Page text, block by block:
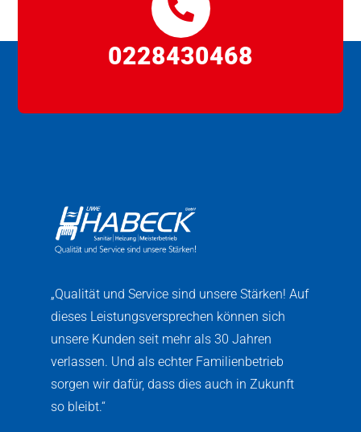
0228430468
„Qualität und Service sind unsere Stärken! Auf
dieses Leistungsversprechen können sich
unsere Kunden seit mehr als 30 Jahren
verlassen. Und als echter Familienbetrieb
sorgen wir dafür, dass dies auch in Zukunft
so bleibt.“